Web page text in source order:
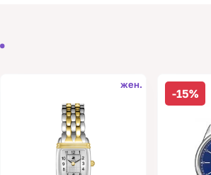
жен.
-15%